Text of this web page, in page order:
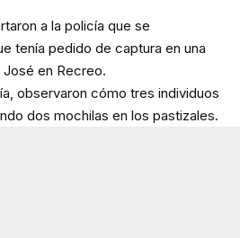
a la policía que se
tenía pedido de captura en una
José en Recreo.
observaron cómo tres individuos
dos mochilas en los pastizales.